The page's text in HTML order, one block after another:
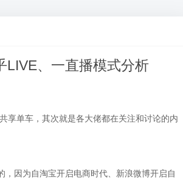
经验丰富
LIVE、一直播模式分析
享单车，其次就是各大佬都在关注和讨论的内
因为自淘宝开启电商时代、新浪微博开启自